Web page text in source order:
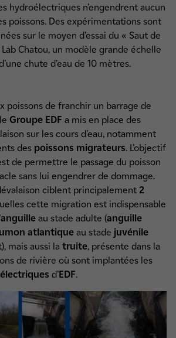
hydroélectriques n’engendrent aucun
poissons. Des expérimentations sont
sur le moyen d’essai du « Saut de
Lab Chatou, un modèle grande échelle
chute d’eau de 10 mètres.
poissons de franchir un barrage de
Groupe EDF a mis en place des
sur les cours d’eau, notamment
des poissons migrateurs. L’objectif
de permettre le passage du poisson
sans lui engendrer de dommage.
ciblent principalement 2
cette migration est indispensable
anguille au stade adulte (anguille
atlantique au stade juvénile
mais aussi la truite, présente dans la
de rivière où sont implantées les
d’EDF.